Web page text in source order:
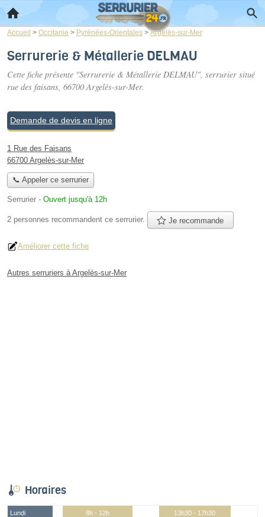
Accueil > Occitanie > Pyrénées-Orientales >Argelès-sur-Mer
Serrurerie & Métallerie DELMAU
Cette fiche présente "Serrurerie & Métallerie DELMAU", serrurier situé
rue des faisans, 66700 Argelès-sur-Mer.
Demande de devis en ligne
1 Rue des Faisans
66700 Argelès-sur-Mer
📞 Appeler ce serrurier
Serrurier - Ouvert jusqu'à 12h
2 personnes recommandent ce serrurier. Je recommande
Améliorer cette fiche
Autres serruriers à Argelès-sur-Mer
Horaires
Lundi 8h - 12h
13h30 - 17h30